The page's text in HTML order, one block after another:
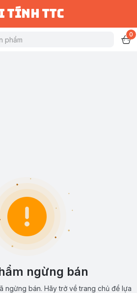
tính ttc
0
ngừng bán
ngừng bán. Hãy trở về trang chủ để lựa